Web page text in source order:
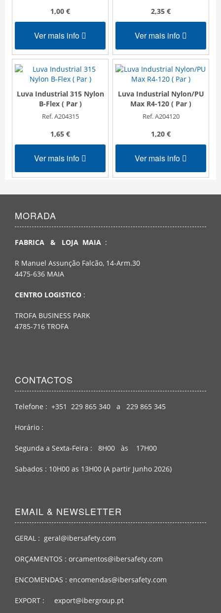
1,00 €
Ver mais info
2,35 €
Ver mais info
Luva Industrial 315 Nylon
B-Flex ( Par )
Ref. A204315
1,65 €
Ver mais info
Luva Industrial Nylon/PU
Max R4-120 ( Par )
Ref. A204120
1,20 €
Ver mais info
MORADA
FABRICA & LOJA MAIA :
R Manuel Assunção Falcão, 14-Arm.30
4475-636 MAIA
CENTRO LOGISTICO :
TROFA BUSINESS PARK
4785-716 TROFA
CONTACTOS
Telefone : +351 229 865 340 a 229 865 345
Horário :
Segunda a Sexta-Feira : 8H00 às 17H00
Sabados : 10H00 as 13H00 (A partir Junho 2026)
EMAIL & NEWSLETTER
GERAL : geral@ibersafety.com
ORÇAMENTOS : orcamentos@ibersafety.com
ENCOMENDAS : encomendas@ibersafety.com
EXPORT : export@ibergroup.pt